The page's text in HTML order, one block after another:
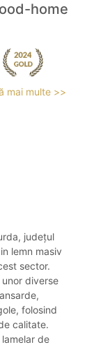
home
mai multe >>
județul
lemn masiv
sector.
diverse
folosind
calitate.
de